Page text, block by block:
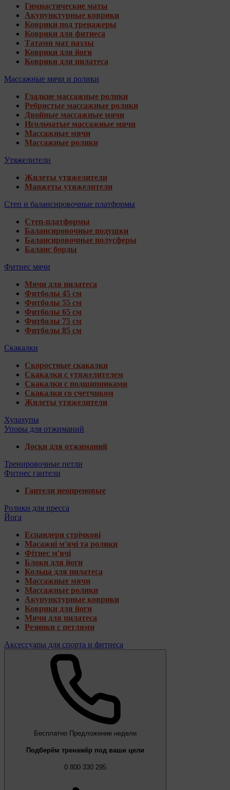
Гимнастические маты
Акупунктурные коврики
Коврики под тренажеры
Коврики для фитнеса
Татами мат пазлы
Коврики для йоги
Коврики для пилатеса
Массажные мячи и ролики
Гладкие массажные ролики
Ребристые массажные ролики
Двойные массажные мячи
Игольчатые массажные мячи
Массажные мячи
Массажные ролики
Утяжелители
Жилеты утяжелители
Манжеты утяжелители
Степ и балансировочные платформы
Степ-платформы
Балансировочные подушки
Балансировочные полусферы
Баланс борды
Фитнес мячи
Мячи для пилатеса
Фитболы 45 см
Фитболы 55 см
Фитболы 65 см
Фитболы 75 см
Фитболы 85 см
Скакалки
Скоростные скакалки
Скакалки с утяжелителем
Скакалки с подшипниками
Скакалки со счетчиком
Жилеты утяжелители
Хулахупы
Упоры для отжиманий
Доски для отжиманий
Тренировочные петли
Фитнес гантели
Гантели неопреновые
Ролики для пресса
Йога
Еспандери стрічкові
Масажні м'ячі та ролики
Фітнес м'ячі
Блоки для йоги
Кольца для пилатеса
Массажные мячи
Массажные ролики
Акупунктурные коврики
Коврики для йоги
Мячи для пилатеса
Резинки с петлями
Аксессуары для спорта и фитнеса
Бесплатно Предложение недели
Подберём тренажёр под ваши цели
0 800 330 295